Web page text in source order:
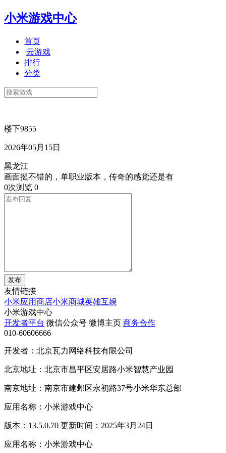
小米游戏中心
首页
云游戏
排行
分类
楼下9855
2026年05月15日
黑龙江
画面挺不错的，单职业版本，传奇的感觉还是有
0次浏览 0
发布
友情链接
小米应用商店小米商城英雄互娱
小米游戏中心
开发者平台 微信公众号 微博主页 商务合作
010-60606666
开发者：北京瓦力网络科技有限公司
北京地址：北京市昌平区安居路小米智慧产业园
南京地址：南京市建邺区永初路37号小米华东总部
应用名称：小米游戏中心
版本：13.5.0.70 更新时间：2025年3月24日
应用名称：小米游戏中心